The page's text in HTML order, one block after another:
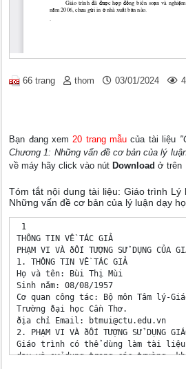
66 trang thom 03/01/2024
Bạn đang xem20 trang mẫu của tài liệu
Chương 1: Những vấn đề cơ bản của lý
về máy hãy click vào nút Download ở trên
Tóm tắt nội dung tài liệu: Giáo trình
Những vấn đề cơ bản của lý luận dạy
1
THÔNG TIN VỀ TÁC GIẢ
PHẠM VI VÀ ðỐI TƯỢNG SỬ DỤNG CỦA
1. THÔNG TIN VỀ TÁC GIẢ
Họ và tên: Bùi Thị Mùi
Sinh năm: 08/08/1957
Cơ quan công tác: Bộ môn Tâm lý-
Trường ðại học Cần Thơ.
ðịa chỉ Email:
btmui@ctu.edu.vn